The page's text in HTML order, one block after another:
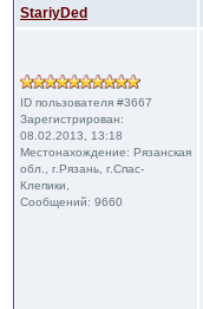
StariyDed
ID пользователя #3667
Зарегистрирован:
08.02.2013, 13:18
Местонахождение: Рязанская
обл., г.Рязань, г.Спас-
Клепики,
Сообщений: 9660